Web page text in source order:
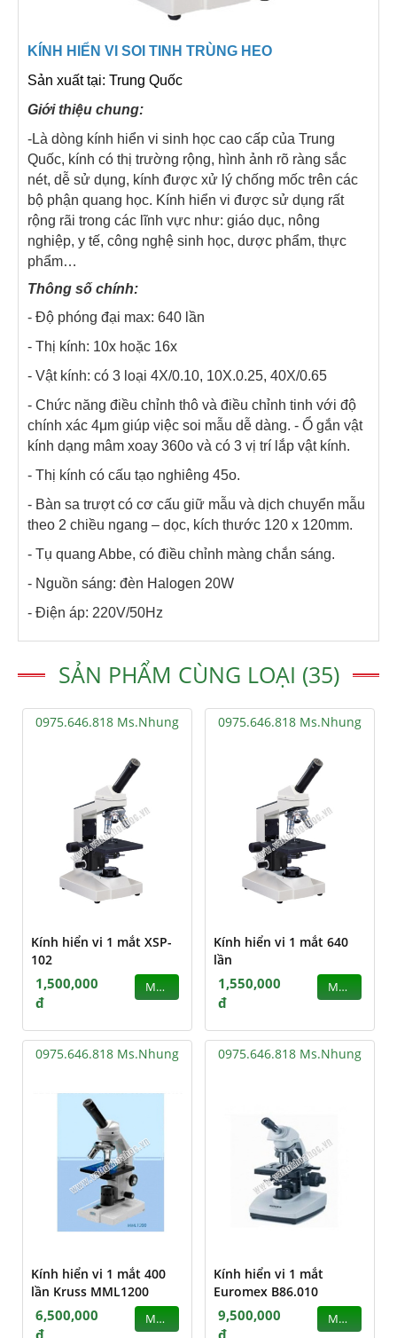
KÍNH HIỂN VI SOI TINH TRÙNG HEO
Sản xuất tại: Trung Quốc
Giới thiệu chung:
-Là dòng kính hiển vi sinh học cao cấp của Trung
Quốc, kính có thị trường rộng, hình ảnh rõ ràng sắc
nét, dễ sử dụng, kính được xử lý chống mốc trên các
bộ phận quang học. Kính hiển vi được sử dụng rất
rộng rãi trong các lĩnh vực như: giáo dục, nông
nghiệp, y tế, công nghệ sinh học, dược phẩm, thực
phẩm…
Thông số chính:
- Độ phóng đại max: 640 lần
- Thị kính: 10x hoặc 16x
- Vật kính: có 3 loại 4X/0.10, 10X.0.25, 40X/0.65
- Chức năng điều chỉnh thô và điều chỉnh tinh với độ
chính xác 4μm giúp việc soi mẫu dễ dàng. - Ổ gắn vật
kính dạng mâm xoay 360o và có 3 vị trí lắp vật kính.
- Thị kính có cấu tạo nghiêng 45o.
- Bàn sa trượt có cơ cấu giữ mẫu và dịch chuyển mẫu
theo 2 chiều ngang – dọc, kích thước 120 x 120mm.
- Tụ quang Abbe, có điều chỉnh màng chắn sáng.
- Nguồn sáng: đèn Halogen 20W
- Điện áp: 220V/50Hz
SẢN PHẨM CÙNG LOẠI (35)
0975.646.818 Ms.Nhung
Kính hiển vi 1 mắt XSP-
102
1,500,000
đ
MUA
0975.646.818 Ms.Nhung
Kính hiển vi 1 mắt 640
lần
1,550,000
đ
MUA
0975.646.818 Ms.Nhung
Kính hiển vi 1 mắt 400
lần Kruss MML1200
6,500,000
MUA
0975.646.818 Ms.Nhung
Kính hiển vi 1 mắt
Euromex B86.010
9,500,000
MUA